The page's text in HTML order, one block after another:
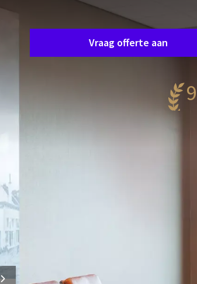
we nemen spoedig contact op om samen
Vraag offerte aan